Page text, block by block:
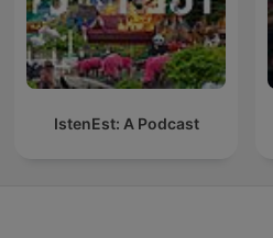
IstenEst: A Podcast